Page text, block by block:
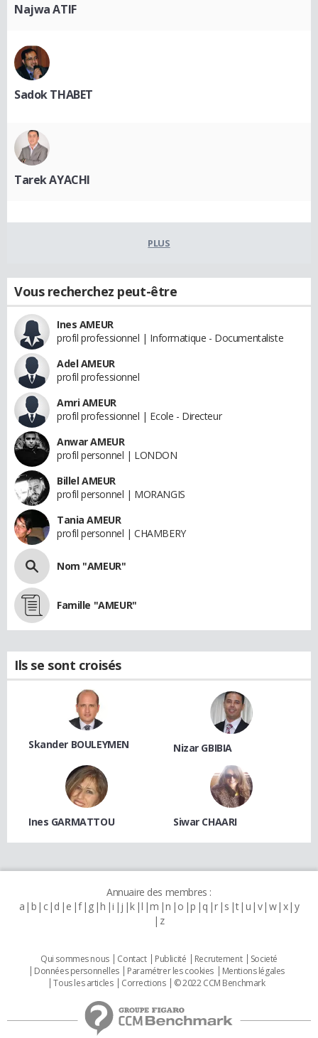
Najwa ATIF
Sadok THABET
Tarek AYACHI
PLUS
Vous recherchez peut-être
Ines AMEUR
profil professionnel | Informatique - Documentaliste
Adel AMEUR
profil professionnel
Amri AMEUR
profil professionnel | Ecole - Directeur
Anwar AMEUR
profil personnel | LONDON
Billel AMEUR
profil personnel | MORANGIS
Tania AMEUR
profil personnel | CHAMBERY
Nom "AMEUR"
Famille "AMEUR"
Ils se sont croisés
Skander BOULEYMEN Nizar GBIBIA
Ines GARMATTOU Siwar CHAARI
Annuaire des membres :
a b c d e f g h i j k l m n o p q r s t u v w x y
z
Qui sommes nous Contact Publicité Recrutement
Societé
Données personnelles
Paramétrer les cookies
Mentions légales
Tous les articles
Corrections © 2022 CCM Benchmark